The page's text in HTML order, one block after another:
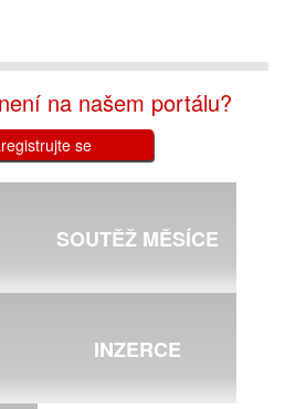
na našem portálu?
se
SOUTĚŽ MĚSÍCE
INZERCE